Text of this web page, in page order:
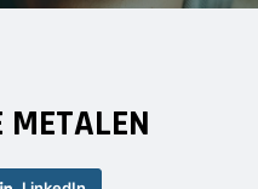
METALEN